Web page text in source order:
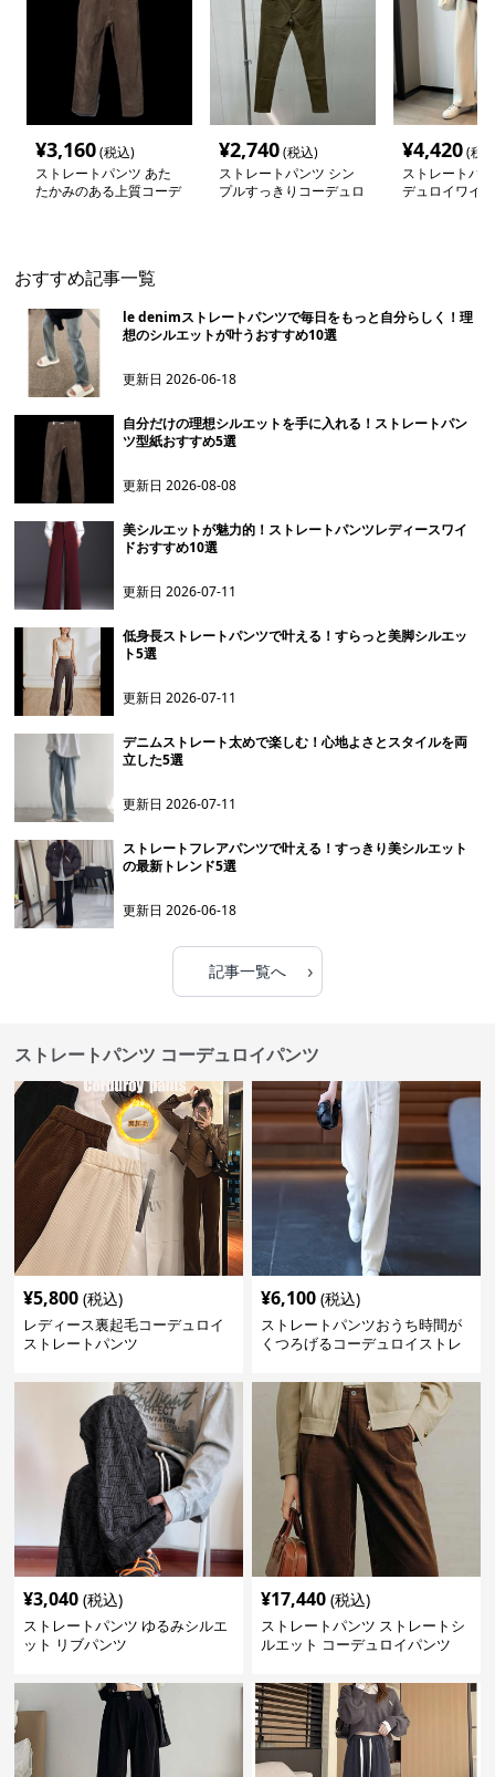
¥3,160(税込)
ストレートパンツ あた
たかみのある上質コーデ
¥2,740(税込)
ストレートパンツ シン
プルすっきりコーデュロ
¥4,420(税
ストレートパ
デュロイワイ
おすすめ記事一覧
le denimストレートパンツで毎日をもっと自分らしく！理
想のシルエットが叶うおすすめ10選
更新日2026-06-18
自分だけの理想シルエットを手に入れる！ストレートパン
ツ型紙おすすめ5選
更新日2026-08-08
美シルエットが魅力的！ストレートパンツレディースワイ
ドおすすめ10選
更新日2026-07-11
低身長ストレートパンツで叶える！すらっと美脚シルエッ
ト5選
更新日2026-07-11
デニムストレート太めで楽しむ！心地よさとスタイルを両
立した5選
更新日2026-07-11
ストレートフレアパンツで叶える！すっきり美シルエット
の最新トレンド5選
更新日2026-06-18
記事一覧へ ›
ストレートパンツ コーデュロイパンツ
¥5,800 (税込)
レディース裏起毛コーデュロイ
ストレートパンツ
¥6,100 (税込)
ストレートパンツおうち時間が
くつろげるコーデュロイストレ
¥3,040 (税込)
ストレートパンツ ゆるみシルエ
ット リブパンツ
¥17,440 (税込)
ストレートパンツ ストレートシ
ルエット コーデュロイパンツ